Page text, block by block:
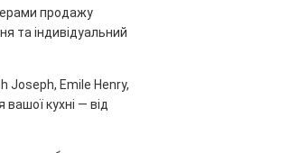
продажу
та індивідуальний
Joseph, Emile Henry,
кухні — від